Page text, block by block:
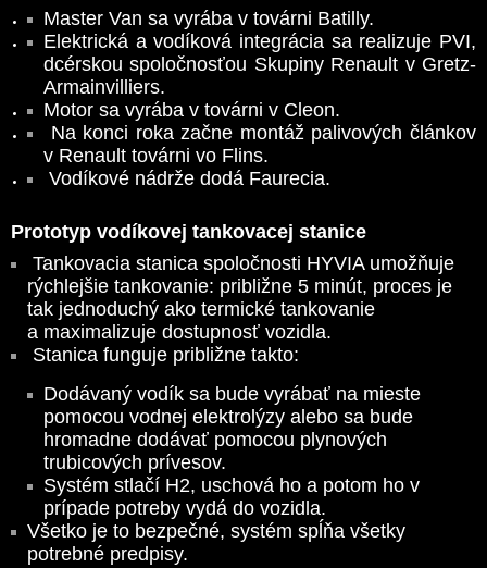
Master Van sa vyrába v továrni Batilly.
Elektrická a vodíková integrácia sa realizuje PVI,
dcérskou spoločnosťou Skupiny Renault v Gretz-
Armainvilliers.
Motor sa vyrába v továrni v Cleon.
Na konci roka začne montáž palivových článkov
v Renault továrni vo Flins.
Vodíkové nádrže dodá Faurecia.
Prototyp vodíkovej tankovacej stanice
Tankovacia stanica spoločnosti HYVIA umožňuje
rýchlejšie tankovanie: približne 5 minút, proces je
tak jednoduchý ako termické tankovanie
a maximalizuje dostupnosť vozidla.
Stanica funguje približne takto:
Dodávaný vodík sa bude vyrábať na mieste
pomocou vodnej elektrolýzy alebo sa bude
hromadne dodávať pomocou plynových
trubicových prívesov.
Systém stlačí H2, uschová ho a potom ho v
prípade potreby vydá do vozidla.
Všetko je to bezpečné, systém spĺňa všetky
potrebné predpisy.